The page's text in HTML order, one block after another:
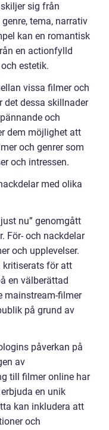
sig från
tema, narrativ
kan en romantisk
en actionfylld
estetik.
vissa filmer och
det dessa skillnader
och
dem möjlighet att
och genrer som
och intressen.
med olika
nu” genomgått
För- och nackdelar
och upplevelser.
kritiserats för att
en välberättad
mainstream-filmer
på grund av
påverkan på
av
till filmer online har
en unik
kan inkludera att
och